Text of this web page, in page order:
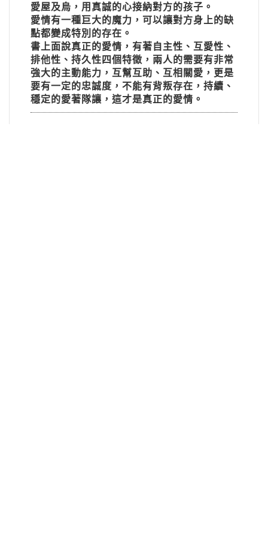
愛屋及烏，用真誠的心接納對方的孩子。
愛情有一種巨大的魔力，可以讓對方身上的缺
點都變成特別的存在。
書上面說真正的愛情，有著自主性、互愛性、
排他性、持久性四個特徵，兩人的需要有非常
強大的主動能力，互幫互助、互相關愛，更是
要有一定的忠誠度，不能有背叛存在，持續、
穩定的愛著隊讓，這才是真正的愛情。